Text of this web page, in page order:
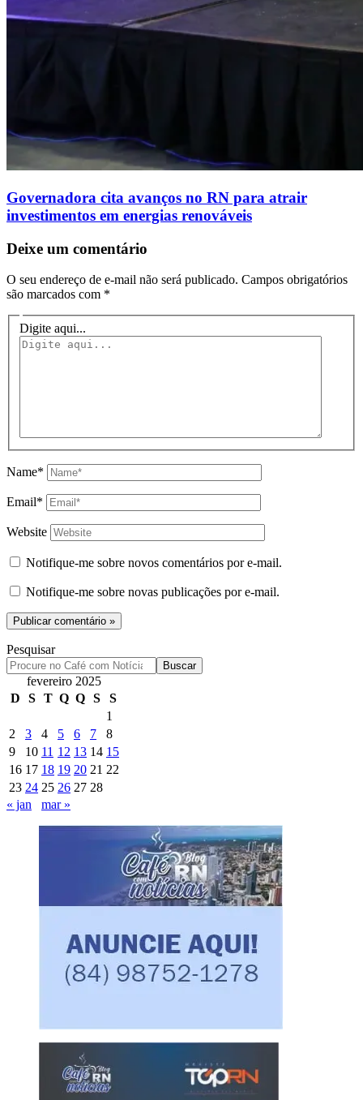
Governadora cita avanços no RN para atrair
investimentos em energias renováveis
Deixe um comentário
O seu endereço de e-mail não será publicado. Campos obrigatórios
são marcados com *
Digite aqui...
Name*
Email*
Website
Notifique-me sobre novos comentários por e-mail.
Notifique-me sobre novas publicações por e-mail.
Pesquisar
Buscar
fevereiro 2025
D
S T Q Q S
S
1
2
3 4 5 6 7
8
9
10 11 12 13 14 15
16 17 18 19 20 21 22
23 24 25 26 27 28
« jan
mar »